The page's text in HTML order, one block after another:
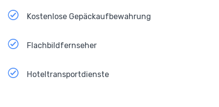
Kostenlose Gepäckaufbewahrung
Flachbildfernseher
Hoteltransportdienste